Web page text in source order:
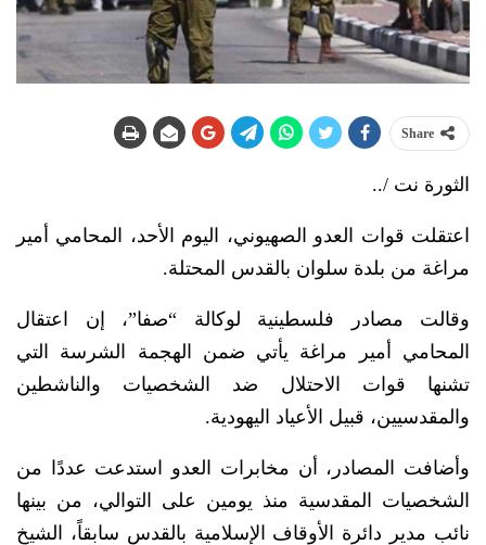
Share
الثورة نت /..
اعتقلت قوات العدو الصهيوني، اليوم الأحد، المحامي أمير
مراغة من بلدة سلوان بالقدس المحتلة.
وقالت مصادر فلسطينية لوكالة “صفا”، إن اعتقال
المحامي أمير مراغة يأتي ضمن الهجمة الشرسة التي
تشنها قوات الاحتلال ضد الشخصيات والناشطين
والمقدسيين، قبيل الأعياد اليهودية.
وأضافت المصادر، أن مخابرات العدو استدعت عددًا من
الشخصيات المقدسية منذ يومين على التوالي، من بينها
نائب مدير دائرة الأوقاف الإسلامية بالقدس سابقاً، الشيخ